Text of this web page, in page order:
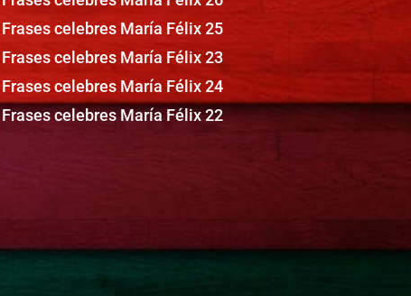
Frases celebres María Félix 25
Frases celebres María Félix 23
Frases celebres María Félix 24
Frases celebres María Félix 22